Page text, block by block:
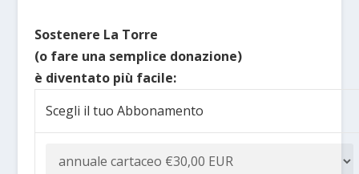
Sostenere La Torre
(o fare una semplice donazione)
è diventato più facile:
Scegli il tuo Abbonamento